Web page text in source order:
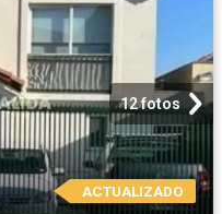
12 fotos
ACTUALIZADO